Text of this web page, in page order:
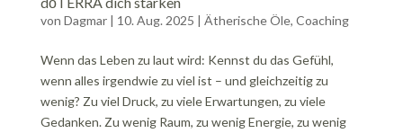
von Dagmar| 10. Aug. 2025 | Ätherische Öle, Coaching
Wenn das Leben zu laut wird: Kennst du das Gefühl,
wenn alles irgendwie zu viel ist – und gleichzeitig zu
wenig? Zu viel Druck, zu viele Erwartungen, zu viele
Gedanken. Zu wenig Raum, zu wenig Energie, zu wenig